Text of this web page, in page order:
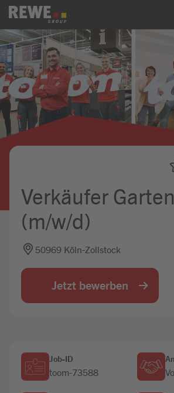
Zum Inhalt springen
Startseite
REWE Group als
Ausbildung &
Praktikum &
Mein
Verkäufer Garten
(m/w/d)
50969 Köln-Zollstock
Jetzt bewerben
Job-ID
toom-73588